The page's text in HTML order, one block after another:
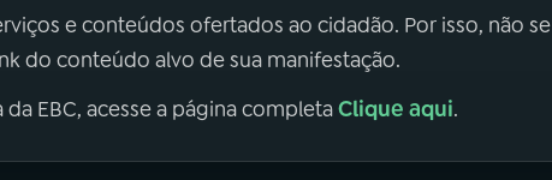
e conteúdos ofertados ao cidadão. Por isso, não se
do conteúdo alvo de sua manifestação.
EBC, acesse a página completaClique aqui.